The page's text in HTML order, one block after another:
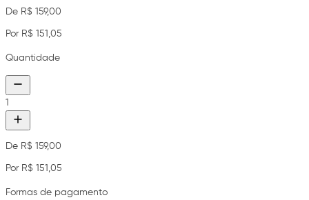
De R$ 159,00
Por R$ 151,05
Quantidade
1
De R$ 159,00
Por R$ 151,05
Formas de pagamento